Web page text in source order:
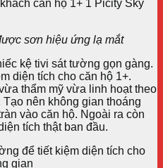
sơn hiệu ứng lạ mắt
kệ tivi sát tường gọn gàng.
diện tích cho căn hộ 1+.
thẩm mỹ vừa linh hoạt theo
nên không gian thoáng
vào căn hộ. Ngoài ra còn
tích thật ban đầu.